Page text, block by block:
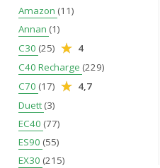
Amazon (11)
Annan (1)
C30 (25)
4
C40 Recharge (229)
C70 (17)
4,7
Duett (3)
EC40 (77)
ES90 (55)
EX30 (215)